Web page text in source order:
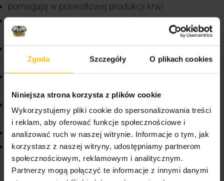
Zgoda Szczegóły O plikach cookies
Niniejsza strona korzysta z plików cookie
Wykorzystujemy pliki cookie do spersonalizowania treści
i reklam, aby oferować funkcje społecznościowe i
analizować ruch w naszej witrynie. Informacje o tym, jak
korzystasz z naszej witryny, udostępniamy partnerom
społecznościowym, reklamowym i analitycznym.
Partnerzy mogą połączyć te informacje z innymi danymi
pomagają w prawidłowej produkcji krwi
pomagają w utrzymaniu prawidłowego metabolizmu
homocysteiny
psychologicznych
przyczyniają się do zmniejszenia uczucia zmęczenia
i znużenia
odpornościowego
biorą udział w procesie podziału komórek
pomagają w prawidłowej syntezie aminokwasów
CIĄŻA/LAKTACJA